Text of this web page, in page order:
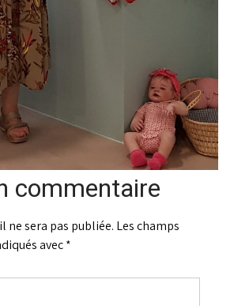
commentaire
ne sera pas publiée. Les champs
avec*